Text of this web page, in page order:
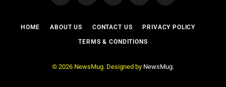
HOME ABOUT US CONTACT US PRIVACY POLICY
TERMS & CONDITIONS
© 2026 NewsMug. Designed by NewsMug.